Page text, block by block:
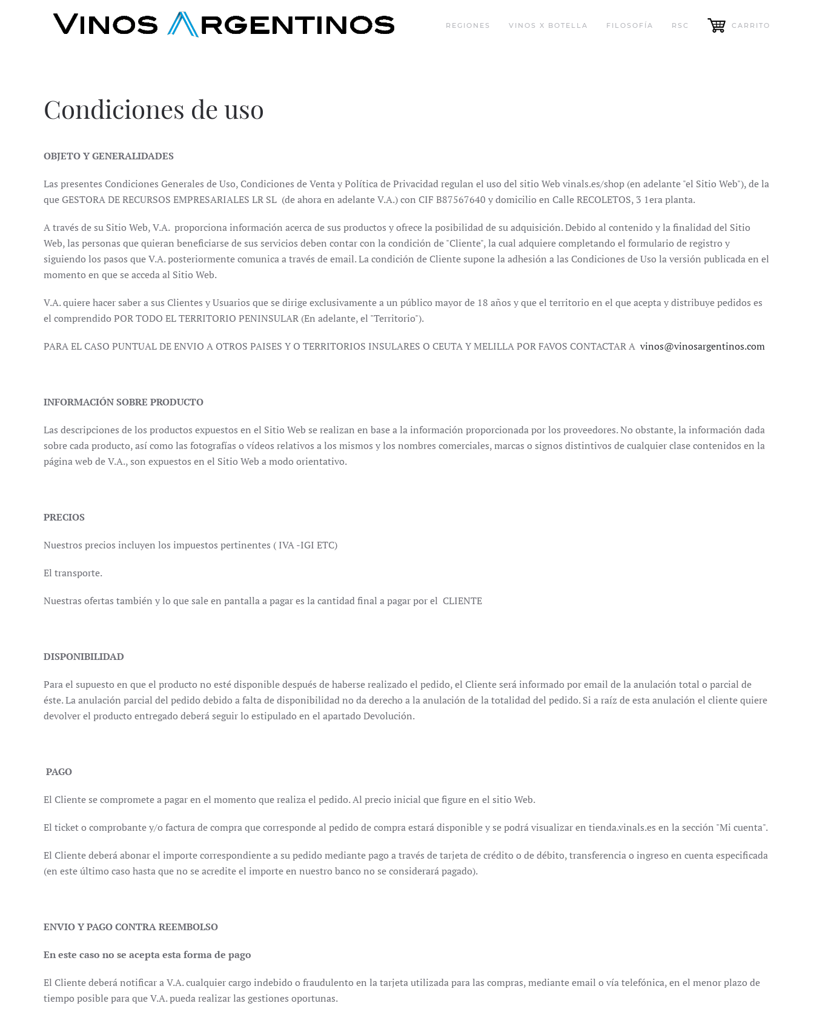
REGIONES VINOS X BOTELLA FILOSOFÍA RSC CARRITO
Condiciones de uso
OBJETO Y GENERALIDADES
Las presentes Condiciones Generales de Uso, Condiciones de Venta y Política de Privacidad regulan el uso del sitio Web vinals.es/shop (en adelante "el Sitio Web"), de la
que GESTORA DE RECURSOS EMPRESARIALES LR SL (de ahora en adelante V.A.) con CIF B87567640 y domicilio en Calle RECOLETOS, 3 1era planta.
A través de su Sitio Web, V.A. proporciona información acerca de sus productos y ofrece la posibilidad de su adquisición. Debido al contenido y la finalidad del Sitio
Web, las personas que quieran beneficiarse de sus servicios deben contar con la condición de "Cliente", la cual adquiere completando el formulario de registro y
siguiendo los pasos que V.A. posteriormente comunica a través de email. La condición de Cliente supone la adhesión a las Condiciones de Uso la versión publicada en el
momento en que se acceda al Sitio Web.
V.A. quiere hacer saber a sus Clientes y Usuarios que se dirige exclusivamente a un público mayor de 18 años y que el territorio en el que acepta y distribuye pedidos es
el comprendido POR TODO EL TERRITORIO PENINSULAR (En adelante, el "Territorio").
PARA EL CASO PUNTUAL DE ENVIO A OTROS PAISES Y O TERRITORIOS INSULARES O CEUTA Y MELILLA POR FAVOS CONTACTAR A vinos@vinosargentinos.com
INFORMACIÓN SOBRE PRODUCTO
Las descripciones de los productos expuestos en el Sitio Web se realizan en base a la información proporcionada por los proveedores. No obstante, la información dada
sobre cada producto, así como las fotografías o vídeos relativos a los mismos y los nombres comerciales, marcas o signos distintivos de cualquier clase contenidos en la
página web de V.A., son expuestos en el Sitio Web a modo orientativo.
PRECIOS
Nuestros precios incluyen los impuestos pertinentes ( IVA -IGI ETC)
El transporte.
Nuestras ofertas también y lo que sale en pantalla a pagar es la cantidad final a pagar por el CLIENTE
DISPONIBILIDAD
Para el supuesto en que el producto no esté disponible después de haberse realizado el pedido, el Cliente será informado por email de la anulación total o parcial de
éste. La anulación parcial del pedido debido a falta de disponibilidad no da derecho a la anulación de la totalidad del pedido. Si a raíz de esta anulación el cliente quiere
devolver el producto entregado deberá seguir lo estipulado en el apartado Devolución.
PAGO
El Cliente se compromete a pagar en el momento que realiza el pedido. Al precio inicial que figure en el sitio Web.
El ticket o comprobante y/o factura de compra que corresponde al pedido de compra estará disponible y se podrá visualizar en tienda.vinals.es en la sección "Mi cuenta".
El Cliente deberá abonar el importe correspondiente a su pedido mediante pago a través de tarjeta de crédito o de débito, transferencia o ingreso en cuenta especificada
(en este último caso hasta que no se acredite el importe en nuestro banco no se considerará pagado).
ENVIO Y PAGO CONTRA REEMBOLSO
En este caso no se acepta esta forma de pago
El Cliente deberá notificar a V.A. cualquier cargo indebido o fraudulento en la tarjeta utilizada para las compras, mediante email o vía telefónica, en el menor plazo de
tiempo posible para que V.A. pueda realizar las gestiones oportunas.